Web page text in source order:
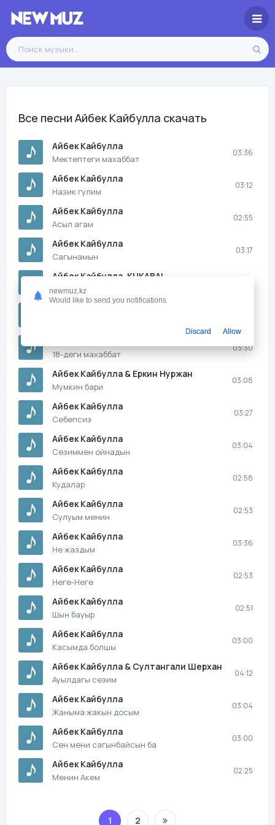
Все песни Айбек Кайбулла скачать
Айбек Кайбулла
Мектептеги махаббат
03:36
Айбек Кайбулла
Назик гулим
03:12
Айбек Кайбулла
Асыл агам
02:55
Айбек Кайбулла
Сагынамын
03:17
Айбек Кайбулла, KUKABAI
Жылдар-жылдар
18-деги махаббат
03:30
Айбек Кайбулла & Еркин Нуржан
Мумкин бари
03:08
Айбек Кайбулла
Себепсиз
03:27
Айбек Кайбулла
Сезиммен ойнадын
03:04
Айбек Кайбулла
Кудалар
02:58
Айбек Кайбулла
Сулуым менин
02:53
Айбек Кайбулла
Не жаздым
03:36
Айбек Кайбулла
Неге-Неге
02:53
Айбек Кайбулла
Шын бауыр
02:51
Айбек Кайбулла
Касымда болшы
03:00
Айбек Кайбулла & Султангали Шерхан
Ауылдагы сезим
04:12
Айбек Кайбулла
Жаныма жакын досым
03:04
Айбек Кайбулла
Сен мени сагынбайсын ба
03:00
Айбек Кайбулла
Менин Акем
02:25
1 2
newmuz.kz
Would like to send you notifications
Discard Allow